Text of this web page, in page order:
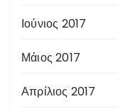
Ιούνιος 2017
Μάιος 2017
Απρίλιος 2017